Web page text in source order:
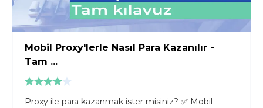
Mobil Proxy'lerle Nasıl Para Kazanılır -
Tam ...
Proxy ile para kazanmak ister misiniz? ✅ Mobil